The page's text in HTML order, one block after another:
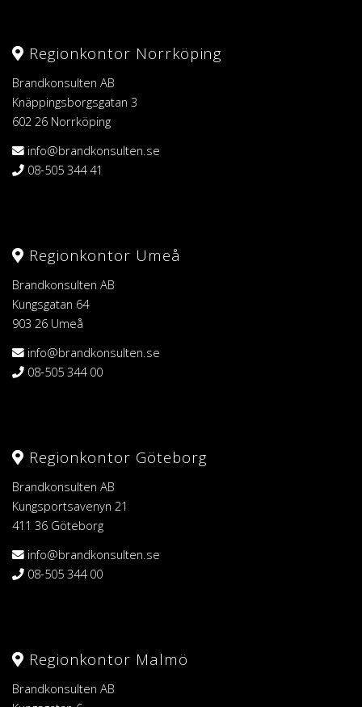
Regionkontor Norrköping
Brandkonsulten AB
Knäppingsborgsgatan 3
602 26 Norrköping
info@brandkonsulten.se
08-505 344 41
Regionkontor Umeå
Brandkonsulten AB
Kungsgatan 64
903 26 Umeå
info@brandkonsulten.se
08-505 344 00
Regionkontor Göteborg
Brandkonsulten AB
Kungsportsavenyn 21
411 36 Göteborg
info@brandkonsulten.se
08-505 344 00
Regionkontor Malmö
Brandkonsulten AB